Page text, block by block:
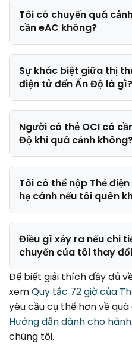
Tôi có chuyến quá
cần eAC không?
Sự khác biệt giữa thị
điện tử đến Ấn Độ là gì?
Người có thẻ OCI có
Độ khi quá cảnh
Tôi có thể nộp Thẻ
hạ cánh nếu tôi quên
Điều gì xảy ra nếu chi
chuyến của tôi thay
Để biết giải thích đầy đủ
xemQuy tắc 72 giờ của
yêu cầu cụ thể hơn về
Hướng dẫn dành cho
chúng tôi.